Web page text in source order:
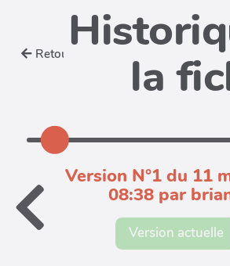
Retour la
Version N°1 du 11
08:38 par
Version actuelle